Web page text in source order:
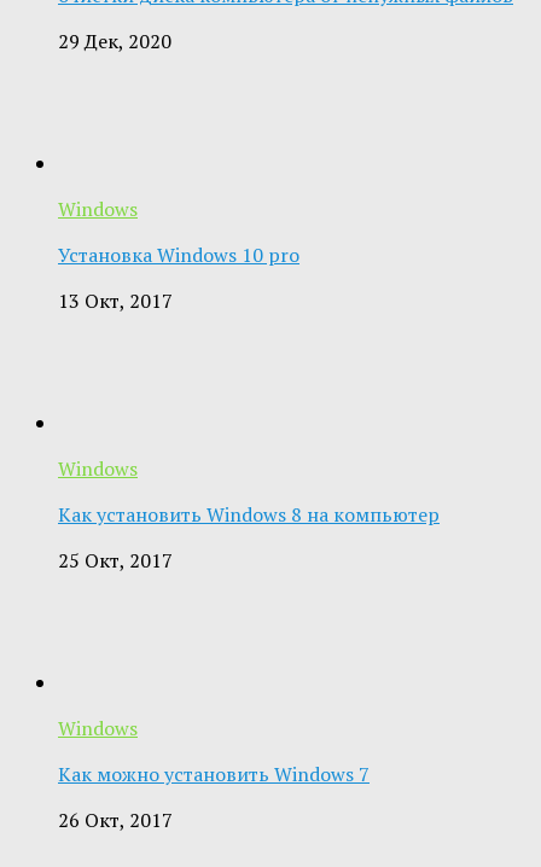
29 Дек, 2020
Windows
Установка Windows 10 pro
13 Окт, 2017
Windows
Как установить Windows 8 на компьютер
25 Окт, 2017
Windows
Как можно установить Windows 7
26 Окт, 2017